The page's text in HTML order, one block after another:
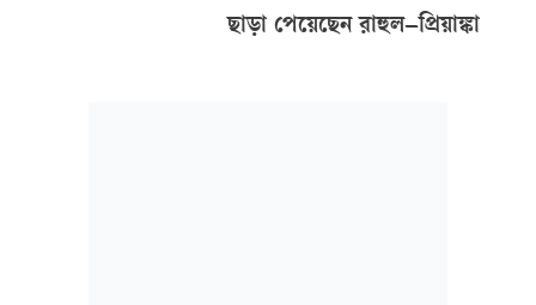
ছাড়া পেয়েছেন রাহুল–প্রিয়াঙ্কা